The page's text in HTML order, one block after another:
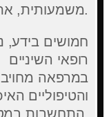
משמעותית, את תהליך השיקום.
חמושים בידע,
רופאי השיניים
במרפאה
והטיפוליים